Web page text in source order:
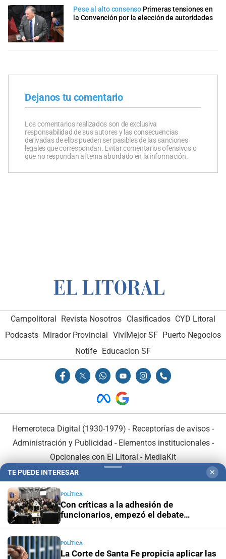
Pese al alto consenso Primeras tensiones en
la Convención por la elección de autoridades
Dejanos tu comentario
Los comentarios realizados son de exclusiva
responsabilidad de sus autores y las consecuencias
derivadas de ellos pueden ser pasibles de las sanciones
legales que correspondan. Evitar comentarios ofensivos o
que no respondan al tema abordado en la información.
Campolitoral Revista Nosotros Clasificados CYD Litoral
Podcasts Mirador Provincial VivíMejor SF Puerto Negocios
Notife
Educacion SF
Hemeroteca Digital (1930-1979) - Receptorías de avisos -
Administración y Publicidad - Elementos institucionales-
Opcionales con El Litoral - MediaKit
En Asociación con:
TE PUEDE INTERESAR ✕
POLÍTICA
Con críticas a la adhesión de
funcionarios, empezó el debate
POLÍTICA
La Corte de Santa Fe propicia aplicar las